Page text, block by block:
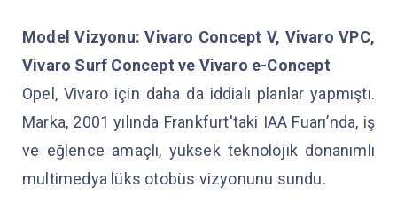
Model Vizyonu: Vivaro Concept V, Vivaro VPC,
Vivaro Surf Concept ve Vivaro e-Concept
Opel, Vivaro için daha da iddialı planlar yapmıştı.
Marka, 2001 yılında Frankfurt'taki IAA Fuarı’nda, iş
ve eğlence amaçlı, yüksek teknolojik donanımlı
multimedya lüks otobüs vizyonunu sundu.